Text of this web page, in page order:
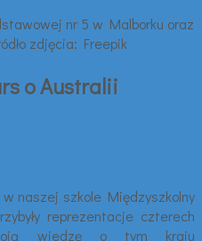
o Australii
w naszej szkole Międzyszkolny
reprezentacje czterech
wiedzę o tym kraju